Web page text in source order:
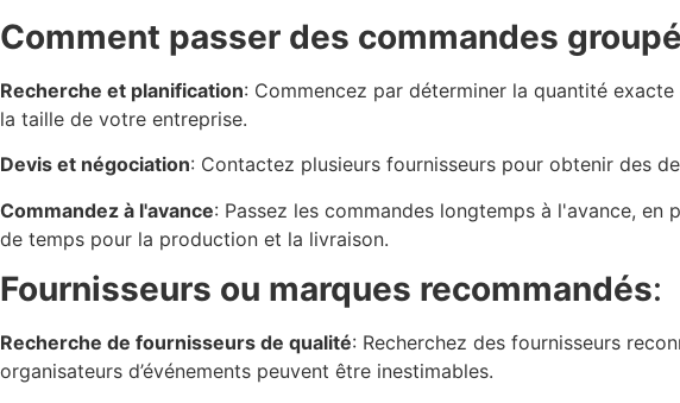
Comment passer des commandes
Recherche et planification: Commencez par déterminer la quantité
la taille de votre entreprise.
Devis et négociation: Contactez plusieurs fournisseurs pour obtenir des
Commandez à l'avance: Passez les commandes longtemps à l'avance,
de temps pour la production et la livraison.
Fournisseurs ou marques recommandés:
Recherche de fournisseurs de qualité: Recherchez des fournisseurs
organisateurs d’événements peuvent être inestimables.